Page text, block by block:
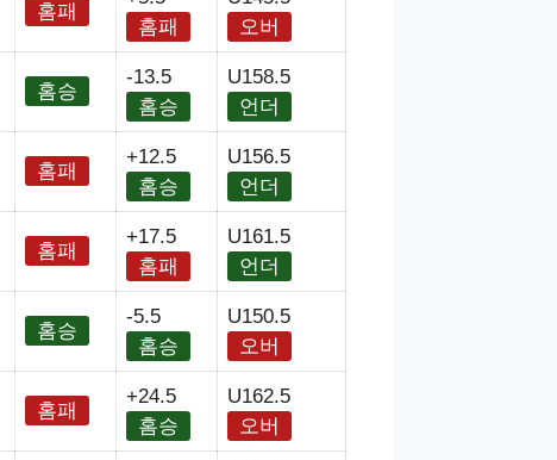
홈패
홈패
오버
홈승
-13.5
홈승
U158.5
언더
홈패
+12.5
홈승
U156.5
언더
홈패
+17.5
홈패
U161.5
언더
홈승
-5.5
홈승
U150.5
오버
홈패
+24.5
홈승
U162.5
오버